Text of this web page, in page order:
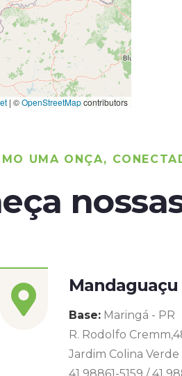
| ©OpenStreetMapcontributors
UMA ONÇA,
Mandaguaçu
Base: Maringá - PR
R. Rodolfo
Jardim Colina Verde